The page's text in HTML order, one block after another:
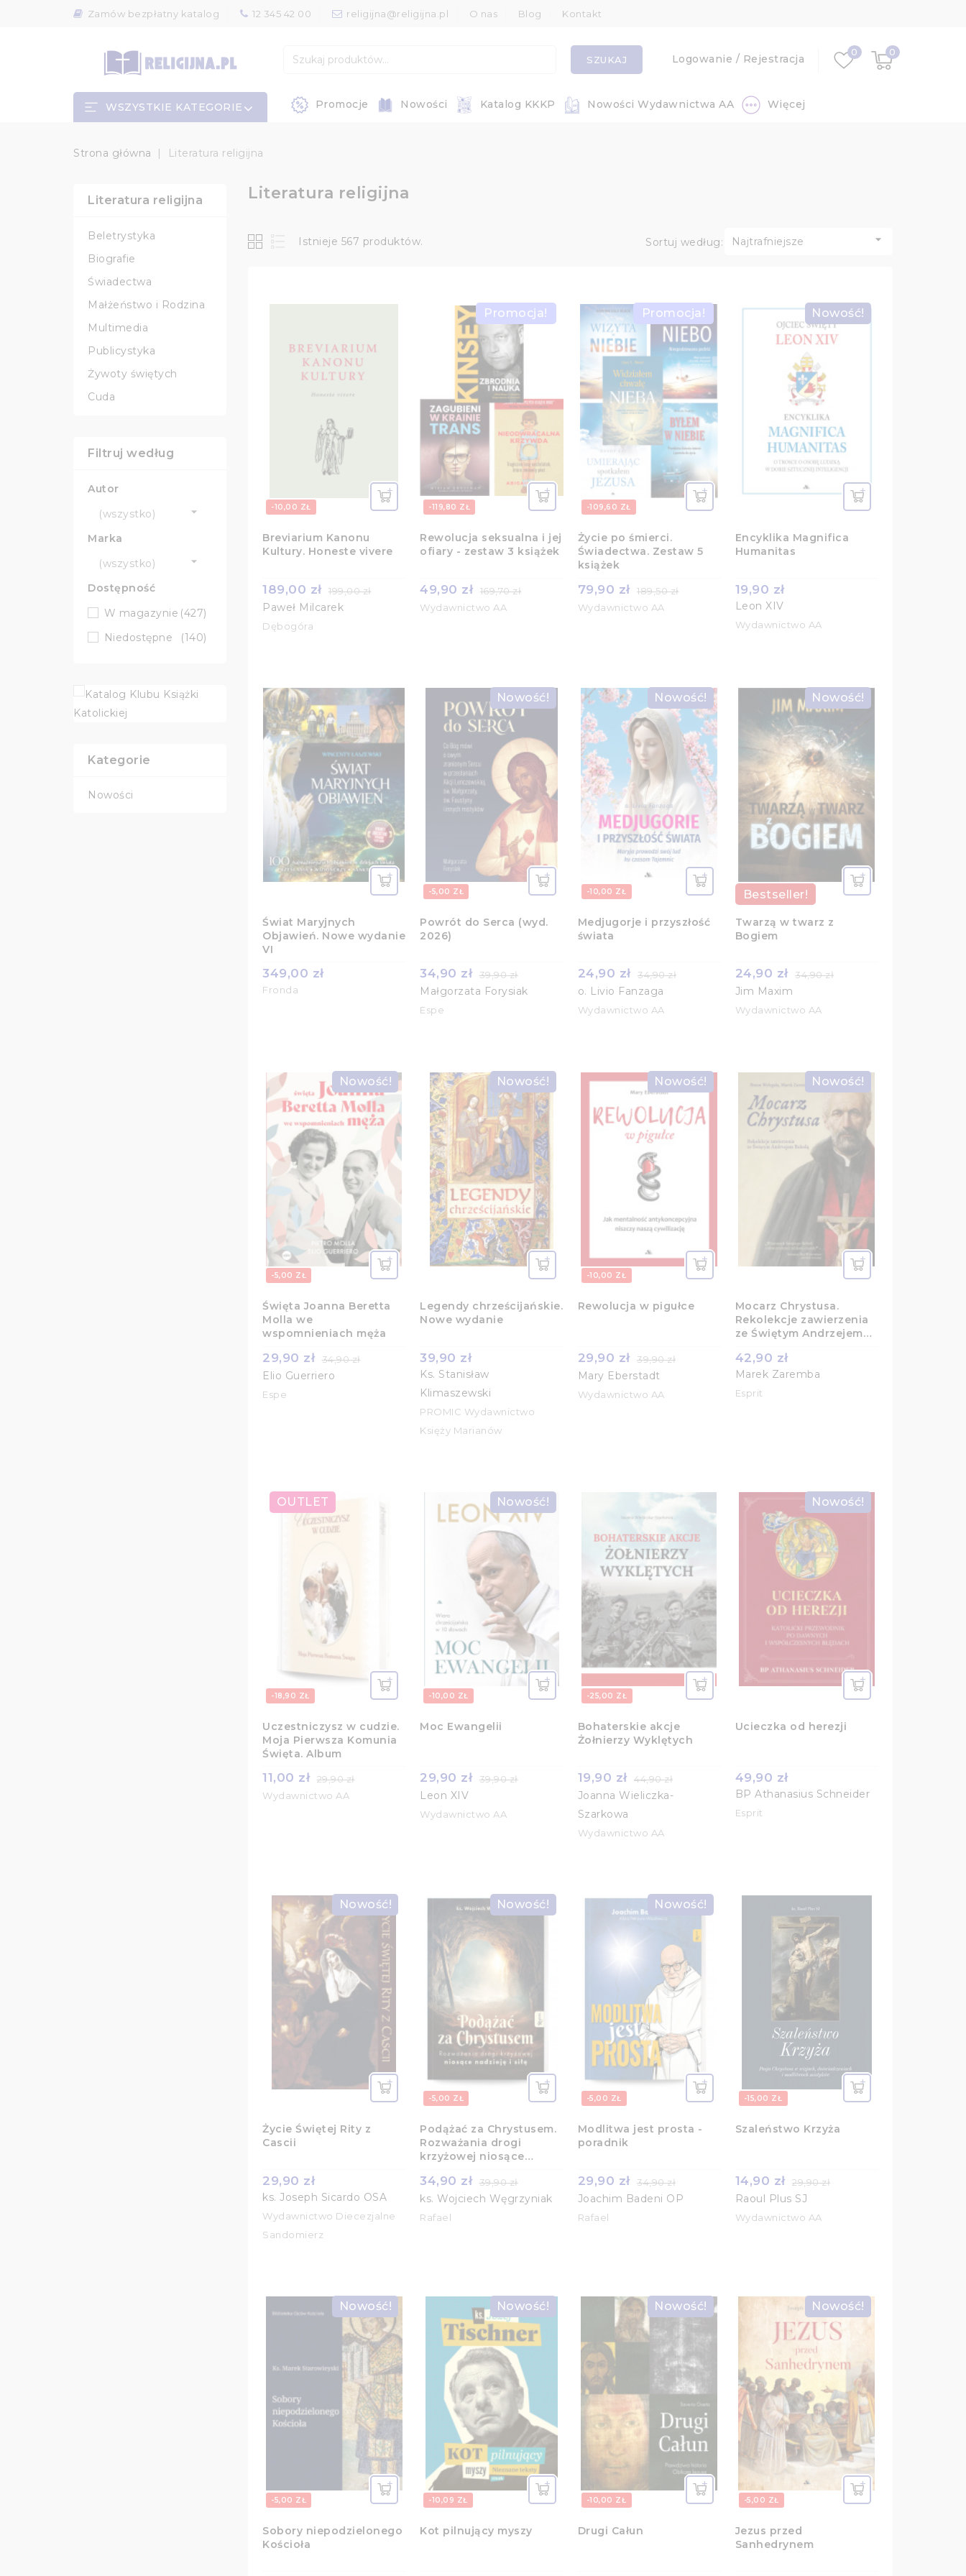
Zamów bezpłatny katalog 12 345 42 00 religijna@religijna.pl O nas Blog Kontakt
0
0
Logowanie / Rejestracja
SZUKAJ
WSZYSTKIE KATEGORIE Promocje Nowości Katalog KKKP Nowości Wydawnictwa AA Więcej
Strona główna Literatura religijna
Literatura religijna
Beletrystyka
Biografie
Świadectwa
Małżeństwo i Rodzina
Multimedia
Publicystyka
Żywoty świętych
Cuda
Filtruj według
Autor
(wszystko)

Marka
(wszystko)

Dostępność
W magazynie (427)
Niedostępne
(140)
Kategorie
Nowości
Literatura religijna
Istnieje 567 produktów. Sortuj według: Najtrafniejsze 
-10,00 ZŁ
Breviarium Kanonu
Kultury. Honeste vivere
189,00 zł 199,00 zł
Paweł Milcarek
Dębogóra
-119,80 ZŁ
Promocja!
Rewolucja seksualna i jej
ofiary - zestaw 3 książek
49,90 zł
169,70 zł
Wydawnictwo AA
-109,60 ZŁ
Promocja!
Życie po śmierci.
Świadectwa. Zestaw 5
książek
79,90 zł
189,50 zł
Wydawnictwo AA
Nowość!
Encyklika Magnifica
Humanitas
19,90 zł
Leon XIV
Wydawnictwo AA
Świat Maryjnych
Objawień. Nowe wydanie
VI
349,00 zł
Fronda
-5,00 ZŁ
Nowość!
Powrót do Serca (wyd.
2026)
34,90 zł 39,90 zł
Małgorzata Forysiak
Espe
-10,00 ZŁ
Nowość!
Medjugorje i przyszłość
świata
24,90 zł 34,90 zł
o. Livio Fanzaga
Wydawnictwo AA
-10,00 ZŁ
Nowość!
Bestseller!
Twarzą w twarz z
Bogiem
24,90 zł 34,90 zł
Jim Maxim
Wydawnictwo AA
-5,00 ZŁ
Nowość!
Święta Joanna Beretta
Molla we
wspomnieniach męża
29,90 zł 34,90 zł
Elio Guerriero
Espe
Nowość!
Legendy chrześcijańskie.
Nowe wydanie
39,90 zł
Ks. Stanisław
Klimaszewski
PROMIC Wydawnictwo
Księży Marianów
-10,00 ZŁ
Nowość!
Rewolucja w pigułce
29,90 zł 39,90 zł
Mary Eberstadt
Wydawnictwo AA
Nowość!
Mocarz Chrystusa.
Rekolekcje zawierzenia
ze Świętym Andrzejem
42,90 zł
Marek Zaremba
Esprit
-18,90 ZŁ
OUTLET
Uczestniczysz w cudzie.
Moja Pierwsza Komunia
Święta. Album
11,00 zł
29,90 zł
Wydawnictwo AA
-10,00 ZŁ
Nowość!
Moc Ewangelii
29,90 zł 39,90 zł
Leon XIV
Wydawnictwo AA
-25,00 ZŁ
Bohaterskie akcje
Żołnierzy Wyklętych
19,90 zł 44,90 zł
Joanna Wieliczka-
Szarkowa
Wydawnictwo AA
Nowość!
Ucieczka od herezji
49,90 zł
BP Athanasius Schneider
Esprit
Nowość!
Życie Świętej Rity z
Cascii
29,90 zł
ks. Joseph Sicardo OSA
Wydawnictwo Diecezjalne
Sandomierz
-5,00 ZŁ
Nowość!
Podążać za Chrystusem.
Rozważania drogi
krzyżowej niosące
34,90 zł 39,90 zł
ks. Wojciech Węgrzyniak
Rafael
-5,00 ZŁ
Nowość!
Modlitwa jest prosta -
poradnik
29,90 zł 34,90 zł
Joachim Badeni OP
Rafael
-15,00 ZŁ
Szaleństwo Krzyża
14,90 zł 29,90 zł
Raoul Plus SJ
Wydawnictwo AA
-5,00 ZŁ
Nowość!
Sobory niepodzielonego
Kościoła
-10,09 ZŁ
Nowość!
Kot pilnujący myszy
-10,00 ZŁ
Nowość!
Drugi Całun
-5,00 ZŁ
Nowość!
Jezus przed
Sanhedrynem